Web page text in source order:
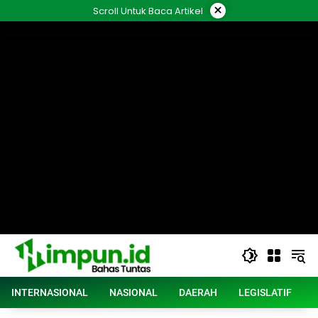
ke
Scroll Untuk Baca Artikel ×
INTERNASIONAL NASIONAL DAERAH LEGISLATIF